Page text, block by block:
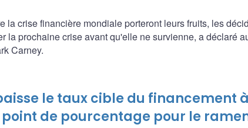
la crise financière mondiale porteront leurs fruits, les
la prochaine crise avant qu'elle ne survienne, a déclaré
Carney.
le taux cible du financement à
de pourcentage pour le